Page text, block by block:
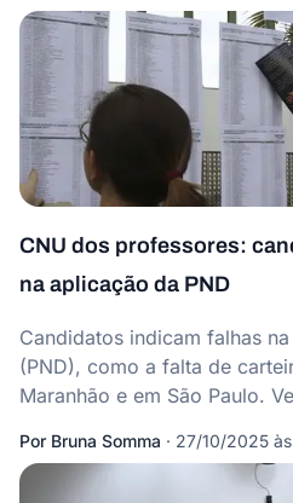
CNU dos professores:
na aplicação da PND
Candidatos indicam falhas
(PND), como a falta de
Maranhão e em São Paulo.
Por Bruna Somma · 27/10/2025